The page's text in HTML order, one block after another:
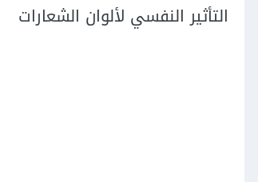
التأثير النفسي لألوان الشعارات